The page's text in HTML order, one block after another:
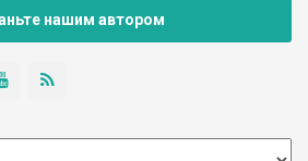
нашим автором